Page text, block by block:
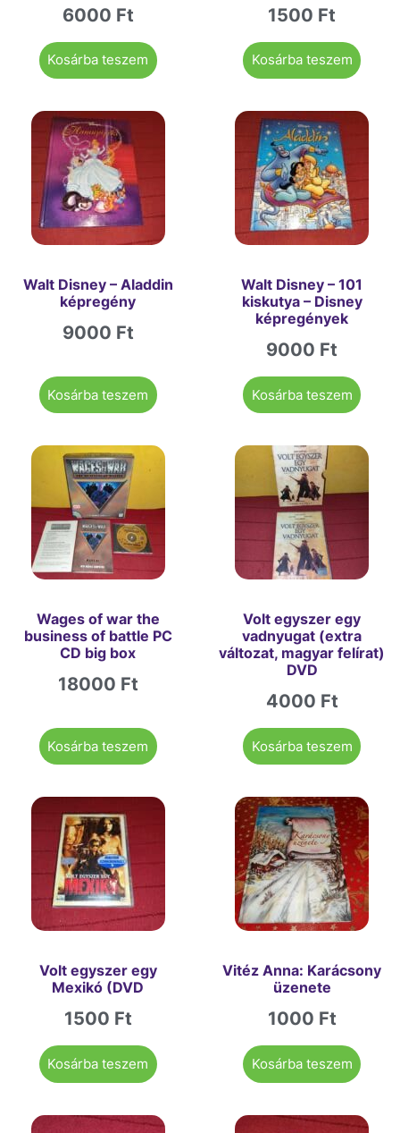
6000 Ft
Kosárba teszem
1500 Ft
Kosárba teszem
Walt Disney – Aladdin
képregény
9000 Ft
Kosárba teszem
Walt Disney – 101
kiskutya – Disney
képregények
9000 Ft
Kosárba teszem
Wages of war the
business of battle PC
CD big box
18000 Ft
Kosárba teszem
Volt egyszer egy
vadnyugat (extra
változat, magyar felírat)
DVD
4000 Ft
Kosárba teszem
Volt egyszer egy
Mexikó (DVD
1500 Ft
Kosárba teszem
Vitéz Anna: Karácsony
üzenete
1000 Ft
Kosárba teszem